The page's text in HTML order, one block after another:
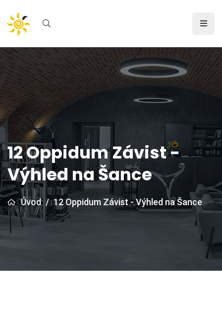
12 Oppidum Závist -
Výhled na Šance
Úvod / 12 Oppidum Závist - Výhled na Šance